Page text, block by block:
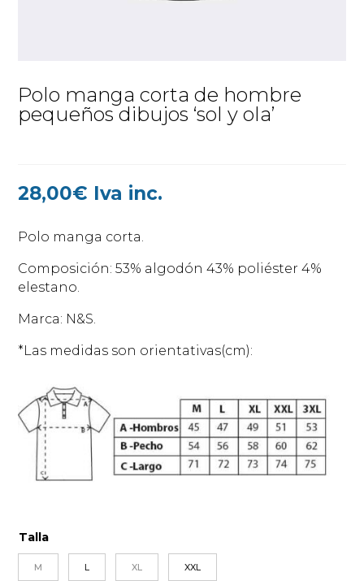
Polo manga corta de hombre
pequeños dibujos ‘sol y ola’
28,00€ Iva inc.
Polo manga corta.
Composición: 53% algodón 43% poliéster 4%
elestano.
Marca: N&S.
*Las medidas son orientativas(cm):
Talla
M L XL XXL